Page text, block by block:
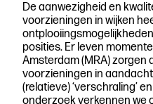
De aanwezigheid en
voorzieningen in wijken
posities. Er leven
Amsterdam (MRA) zorgen
voorzieningen in
(relatieve) ‘verschraling’
onderzoek verkennen we